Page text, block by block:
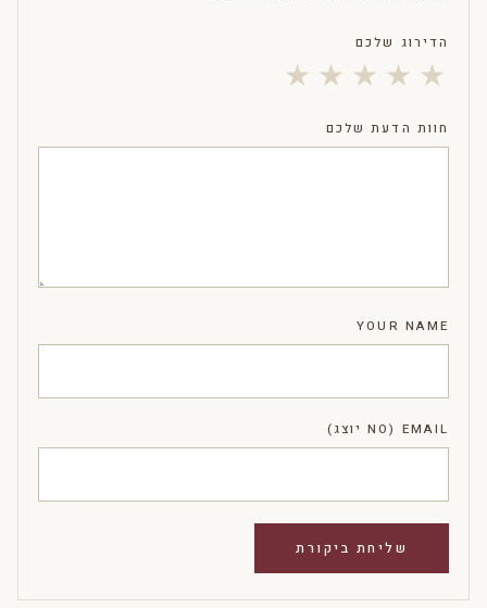
הדירוג שלכם
★ ★ ★ ★ ★
חוות הדעת שלכם
YOUR NAME
EMAIL (NO יוצג)